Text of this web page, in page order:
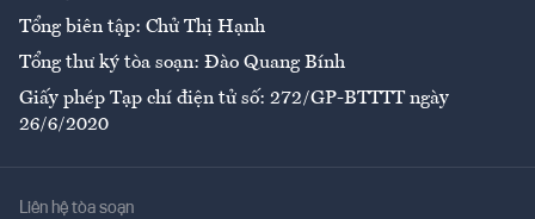
Tổng biên tập: Chử Thị Hạnh
Tổng thư ký tòa soạn: Đào Quang Bính
Giấy phép Tạp chí điện tử số: 272/GP-BTTTT ngày
26/6/2020
Liên hệ tòa soạn